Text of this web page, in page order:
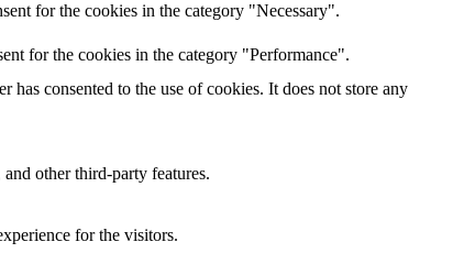
for the cookies in the category "Necessary".
for the cookies in the category "Performance".
consented to the use of cookies. It does not store any
other third-party features.
for the visitors.